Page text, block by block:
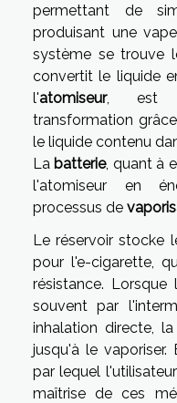
permettant de
produisant une
système se trouve
convertit le liquide
l'atomiseur, est
transformation
le liquide contenu
La batterie, quant à
l'atomiseur en
processus de
Le réservoir stocke
pour l'e-cigarette,
résistance.
souvent par
inhalation directe,
jusqu'à le
par lequel
maîtrise de ces